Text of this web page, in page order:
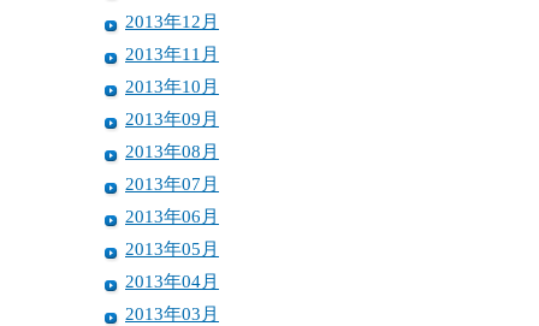
2013年12月
2013年11月
2013年10月
2013年09月
2013年08月
2013年07月
2013年06月
2013年05月
2013年04月
2013年03月